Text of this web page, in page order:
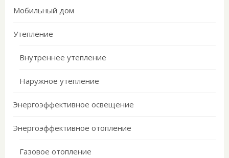
Мобильный дом
Утепление
Внутреннее утепление
Наружное утепление
Энергоэффективное освещение
Энергоэффективное отопление
Газовое отопление